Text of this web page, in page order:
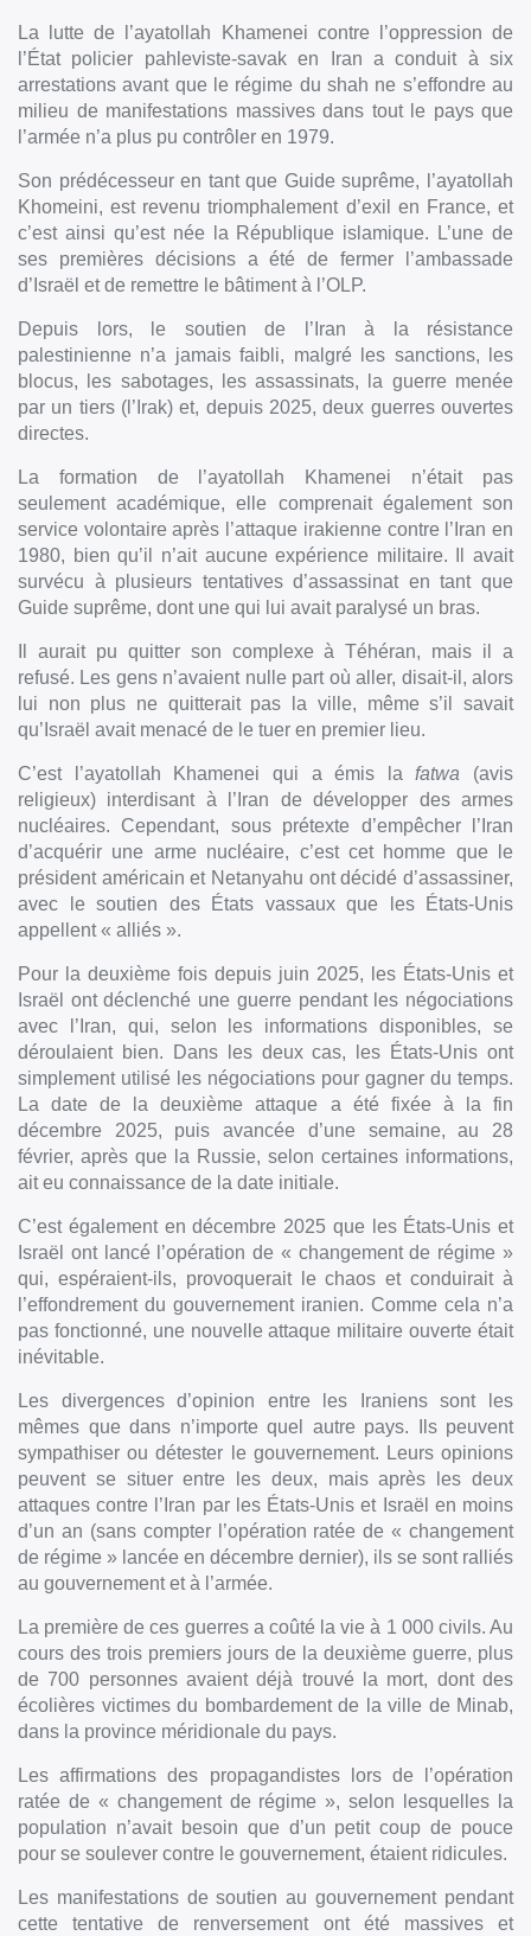
La lutte de l’ayatollah Khamenei contre l’oppression de
l’État policier pahleviste-savak en Iran a conduit à six
arrestations avant que le régime du shah ne s’effondre au
milieu de manifestations massives dans tout le pays que
l’armée n’a plus pu contrôler en 1979.
Son prédécesseur en tant que Guide suprême, l’ayatollah
Khomeini, est revenu triomphalement d’exil en France, et
c’est ainsi qu’est née la République islamique. L’une de
ses premières décisions a été de fermer l’ambassade
d’Israël et de remettre le bâtiment à l’OLP.
Depuis lors, le soutien de l’Iran à la résistance
palestinienne n’a jamais faibli, malgré les sanctions, les
blocus, les sabotages, les assassinats, la guerre menée
par un tiers (l’Irak) et, depuis 2025, deux guerres ouvertes
directes.
La formation de l’ayatollah Khamenei n’était pas
seulement académique, elle comprenait également son
service volontaire après l’attaque irakienne contre l’Iran en
1980, bien qu’il n’ait aucune expérience militaire. Il avait
survécu à plusieurs tentatives d’assassinat en tant que
Guide suprême, dont une qui lui avait paralysé un bras.
Il aurait pu quitter son complexe à Téhéran, mais il a
refusé. Les gens n’avaient nulle part où aller, disait-il, alors
lui non plus ne quitterait pas la ville, même s’il savait
qu’Israël avait menacé de le tuer en premier lieu.
C’est l’ayatollah Khamenei qui a émis lafatwa (avis
religieux) interdisant à l’Iran de développer des armes
nucléaires. Cependant, sous prétexte d’empêcher l’Iran
d’acquérir une arme nucléaire, c’est cet homme que le
président américain et Netanyahu ont décidé d’assassiner,
avec le soutien des États vassaux que les États-Unis
appellent « alliés ».
Pour la deuxième fois depuis juin 2025, les États-Unis et
Israël ont déclenché une guerre pendant les négociations
avec l’Iran, qui, selon les informations disponibles, se
déroulaient bien. Dans les deux cas, les États-Unis ont
simplement utilisé les négociations pour gagner du temps.
La date de la deuxième attaque a été fixée à la fin
décembre 2025, puis avancée d’une semaine, au 28
février, après que la Russie, selon certaines informations,
ait eu connaissance de la date initiale.
C’est également en décembre 2025 que les États-Unis et
Israël ont lancé l’opération de « changement de régime »
qui, espéraient-ils, provoquerait le chaos et conduirait à
l’effondrement du gouvernement iranien. Comme cela n’a
pas fonctionné, une nouvelle attaque militaire ouverte était
inévitable.
Les divergences d’opinion entre les Iraniens sont les
mêmes que dans n’importe quel autre pays. Ils peuvent
sympathiser ou détester le gouvernement. Leurs opinions
peuvent se situer entre les deux, mais après les deux
attaques contre l’Iran par les États-Unis et Israël en moins
d’un an (sans compter l’opération ratée de « changement
de régime » lancée en décembre dernier), ils se sont ralliés
au gouvernement et à l’armée.
La première de ces guerres a coûté la vie à 1 000 civils. Au
cours des trois premiers jours de la deuxième guerre, plus
de 700 personnes avaient déjà trouvé la mort, dont des
écolières victimes du bombardement de la ville de Minab,
dans la province méridionale du pays.
Les affirmations des propagandistes lors de l’opération
ratée de « changement de régime », selon lesquelles la
population n’avait besoin que d’un petit coup de pouce
pour se soulever contre le gouvernement, étaient ridicules.
Les manifestations de soutien au gouvernement pendant
cette tentative de renversement ont été massives et